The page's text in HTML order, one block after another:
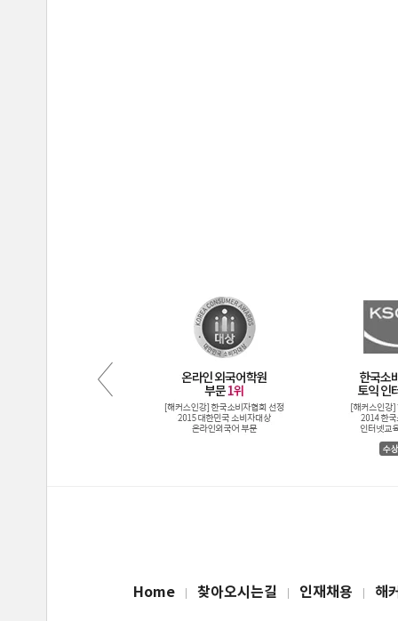
Home 찾아오시는길 인재채용 해